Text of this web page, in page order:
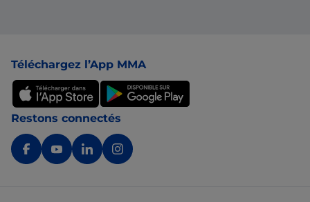
Téléchargez l’App MMA
Restons connectés